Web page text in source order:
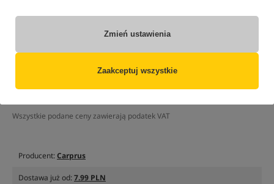
Zmień ustawienia
Zaakceptuj wszystkie
Wszystkie podane ceny zawierają podatek VAT
Producent:Carprus
Dostawa już od:7.99 PLN